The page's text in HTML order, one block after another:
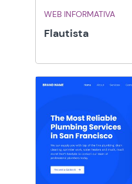
WEB INFORMATIVA
Flautista